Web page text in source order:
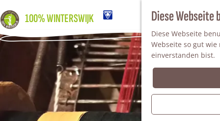
Diese Webseite
Diese Webseite
Webseite so gut
einverstanden bist.
100% WINTERSWIJK